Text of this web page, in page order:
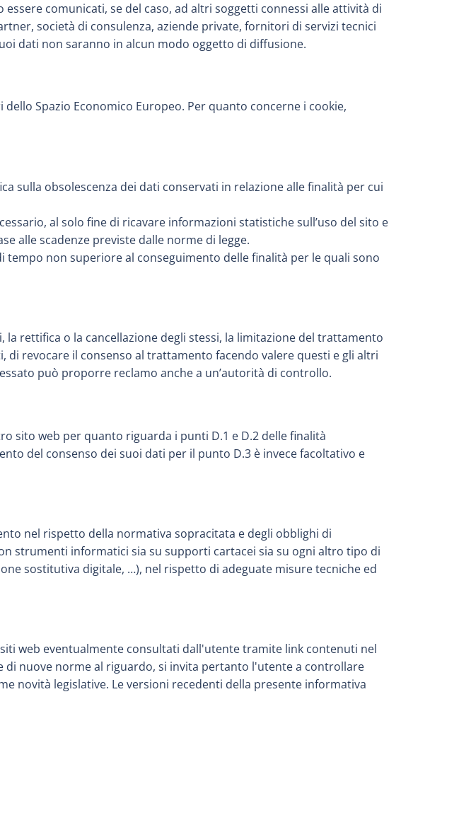
comunicati, se del caso, ad altri soggetti connessi alle attività di
società di consulenza, aziende private, fornitori di servizi tecnici
dati non saranno in alcun modo oggetto di diffusione.
Spazio Economico Europeo. Per quanto concerne i cookie,
sulla obsolescenza dei dati conservati in relazione alle finalità per cui
al solo fine di ricavare informazioni statistiche sull’uso del sito e
alle scadenze previste dalle norme di legge.
non superiore al conseguimento delle finalità per le quali sono
la rettifica o la cancellazione degli stessi, la limitazione del trattamento
revocare il consenso al trattamento facendo valere questi e gli altri
può proporre reclamo anche a un’autorità di controllo.
sito web per quanto riguarda i punti D.1 e D.2 delle finalità
del consenso dei suoi dati per il punto D.3 è invece facoltativo e
nel rispetto della normativa sopracitata e degli obblighi di
strumenti informatici sia su supporti cartacei sia su ogni altro tipo di
sostitutiva digitale, …), nel rispetto di adeguate misure tecniche ed
web eventualmente consultati dall'utente tramite link contenuti nel
nuove norme al riguardo, si invita pertanto l'utente a controllare
novità legislative. Le versioni recedenti della presente informativa